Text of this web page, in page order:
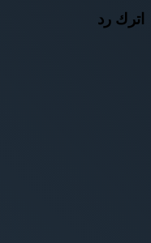
اترك رد